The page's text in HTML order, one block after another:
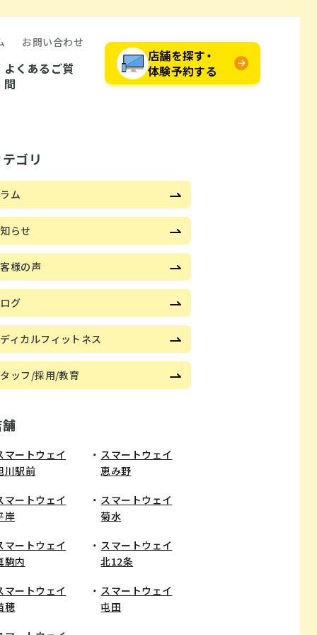
よくあるご質
問
お問い合わせ
店舗を探す・
体験予約する
ゴリ
ム
らせ
様の声
グ
ィカルフィットネス
ッフ/採用/教育
マートウェイ
川駅前
スマートウェイ
恵み野
マートウェイ
岸
スマートウェイ
菊水
マートウェイ
駒内
スマートウェイ
北12条
マートウェイ
穂
スマートウェイ
屯田